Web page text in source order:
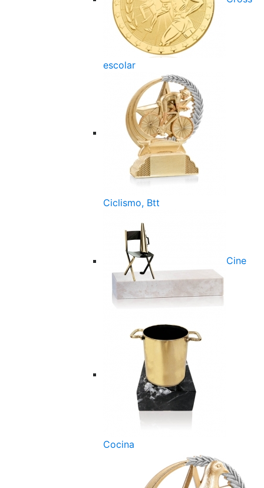
escolar
Ciclismo, Btt
Cine
Cocina